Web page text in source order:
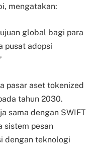
mengatakan:
global bagi para
pusat adopsi
pasar aset tokenized
tahun 2030.
sama dengan SWIFT
sistem pesan
dengan teknologi